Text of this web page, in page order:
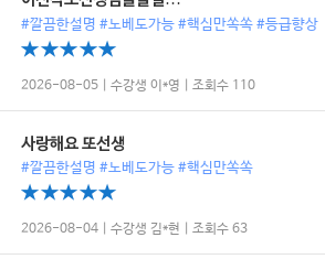
#깔끔한설명 #노베도가능 #핵심만쏙쏙 #등급향상
2026-08-05 | 수강생 이*영 | 조회수 110
사랑해요 또선생
#깔끔한설명 #노베도가능 #핵심만쏙쏙
2026-08-04 | 수강생 김*현 | 조회수 63